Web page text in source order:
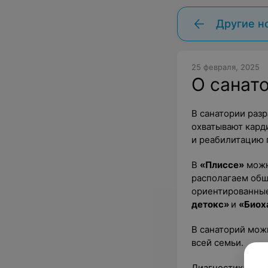
Другие
25 февраля, 2025
О
В санатории
охватывают
и реабилитацию
В «Плиссе»
располагаем
детокс» и
В санаторий
всей семьи.